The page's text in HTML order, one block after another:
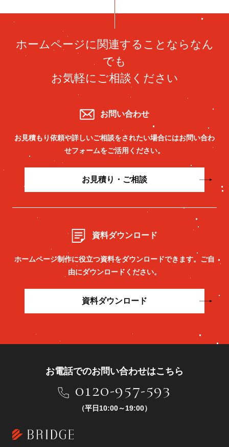
ホームページに関連することならなん
でも
お気軽にご相談ください
お問い合わせ
お見積もり依頼や詳しいご相談をされたい場合にはお問い合わ
せフォームをご活用ください。
お見積り・ご相談
資料ダウンロード
ホームページ制作に役立つ資料をダウンロードできます。 ご自
由にダウンロードください。
資料ダウンロード
お電話でのお問い合わせはこちら
0120-957-593
（平日10:00～19:00）